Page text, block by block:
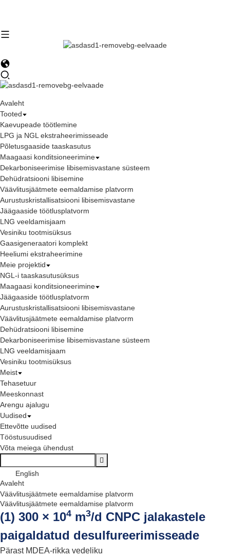
Avaleht
Tooted
Kaevupeade töötlemine
LPG ja NGL ekstraheerimisseade
Põletusgaaside taaskasutus
Maagaasi konditsioneerimine
Dekarboniseerimise libisemisvastane süsteem
Dehüdratsiooni libisemine
Väävlitusjäätmete eemaldamise platvorm
Aurustuskristallisatsiooni libisemisvastane
Jäägaaside töötlusplatvorm
LNG veeldamisjaam
Vesiniku tootmisüksus
Gaasigeneraatori komplekt
Heeliumi ekstraheerimine
Meie projektid
NGL-i taaskasutusüksus
Maagaasi konditsioneerimine
Jäägaaside töötlusplatvorm
Aurustuskristallisatsiooni libisemisvastane
Väävlitusjäätmete eemaldamise platvorm
Dehüdratsiooni libisemine
Dekarboniseerimise libisemisvastane süsteem
LNG veeldamisjaam
Vesiniku tootmisüksus
Meist
Tehasetuur
Meeskonnast
Arengu ajalugu
Uudised
Ettevõtte uudised
Tööstusuudised
Võta meiega ühendust
English
Avaleht
Väävlitusjäätmete eemaldamise platvorm
Väävlitusjäätmete eemaldamise platvorm
(1) 300 × 104 m3/d CNPC jalakastele
paigaldatud desulfureerimisseade
Pärast MDEA-rikka vedeliku